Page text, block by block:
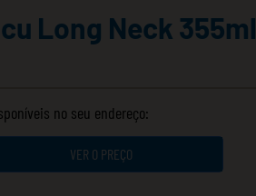
Long Neck 355ml
no seu endereço:
VER O PREÇO